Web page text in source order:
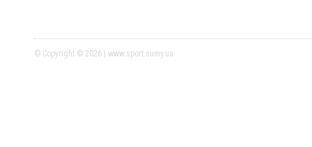
© Copyright © 2026 | www.sport.sumy.ua